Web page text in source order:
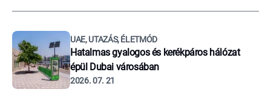
UAE, UTAZÁS, ÉLETMÓD
Hatalmas gyalogos és kerékpáros hálózat
épül Dubai városában
2026. 07. 21